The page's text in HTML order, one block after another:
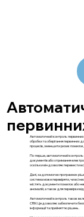
Автоматичний контроль первинних
обробки та зберігання первинних
процесів, зменшити ризик
По-перше, автоматичний контроль
документів або отримання
оскільки він дозволяє перевести
Далі, за допомогою програмних
система може перевіряти, чи всі
містять документи помилок або
аномалій, а також для перевірки
Автоматичний контроль також
CRM. Це дозволяє забезпечити
інформації та прийняттю рішень.